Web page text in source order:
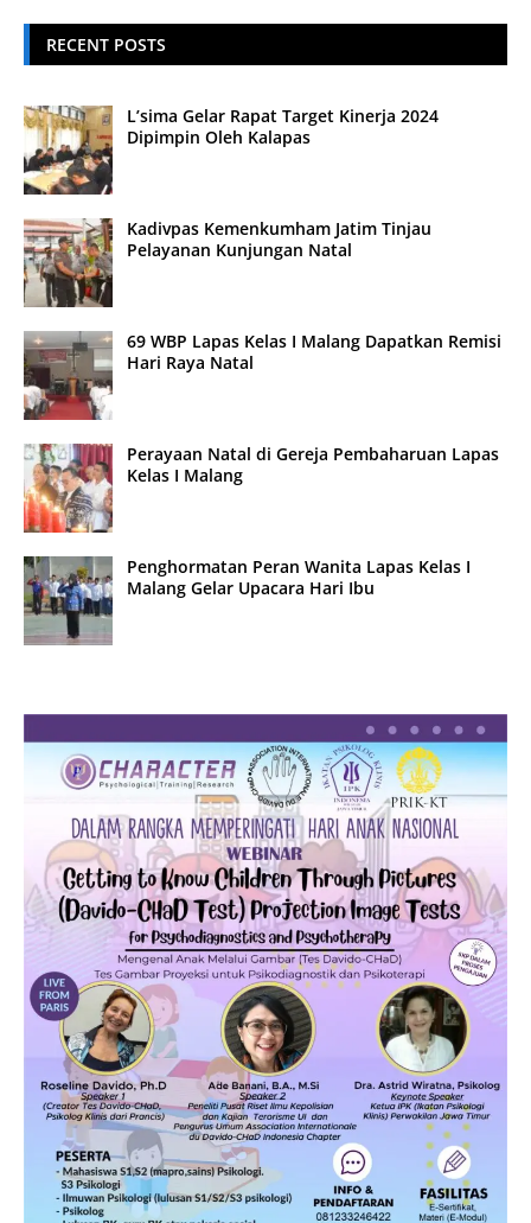
RECENT POSTS
L’sima Gelar Rapat Target Kinerja 2024
Dipimpin Oleh Kalapas
Kadivpas Kemenkumham Jatim Tinjau
Pelayanan Kunjungan Natal
69 WBP Lapas Kelas I Malang Dapatkan Remisi
Hari Raya Natal
Perayaan Natal di Gereja Pembaharuan Lapas
Kelas I Malang
Penghormatan Peran Wanita Lapas Kelas I
Malang Gelar Upacara Hari Ibu